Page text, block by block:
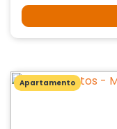
Apartamento